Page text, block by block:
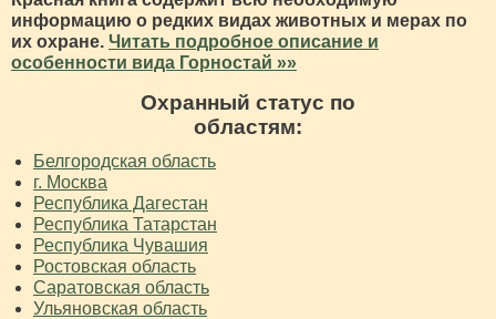
информацию о редких видах животных и мерах по
их охране. Читать подробное описание и
особенности вида Горностай »»
Охранный статус по
областям:
Белгородская область
г. Москва
Республика Дагестан
Республика Татарстан
Республика Чувашия
Ростовская область
Саратовская область
Ульяновская область